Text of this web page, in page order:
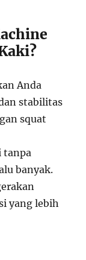
Anda
stabilitas
squat
tanpa
banyak.
yang lebih